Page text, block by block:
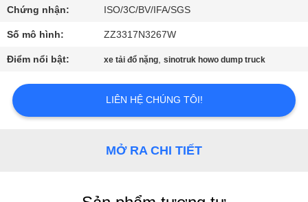
KIỂM
SOÁT
CHẤT
LƯỢNG
LIÊN
Chứng nhận: ISO/3C/BV/IFA/SGS
Số mô hình: ZZ3317N3267W
Điểm nổi bật: xe tải đổ nặng,sinotruk howo dump truck
LIÊN HỆ CHÚNG TÔI!
MỞ RA CHI TIẾT